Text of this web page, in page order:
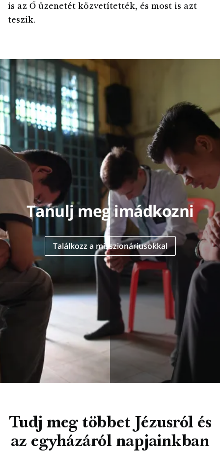
is az Ő üzenetét közvetítették, és most is azt
teszik.
Tanulj meg imádkozni
Találkozz a misszionáriusokkal
Tudj meg többet Jézusról és
az egyházáról napjainkban